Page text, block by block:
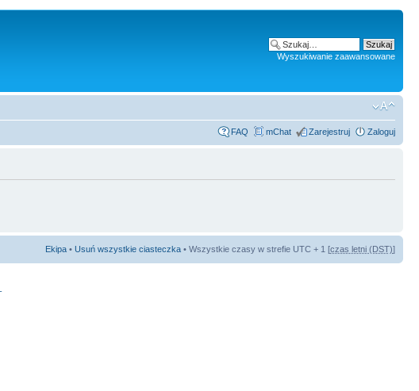
Wyszukiwanie zaawansowane
FAQ mChat Zarejestruj Zaloguj
Ekipa • Usuń wszystkie ciasteczka • Wszystkie czasy w strefie UTC + 1 [czas letni (DST)]